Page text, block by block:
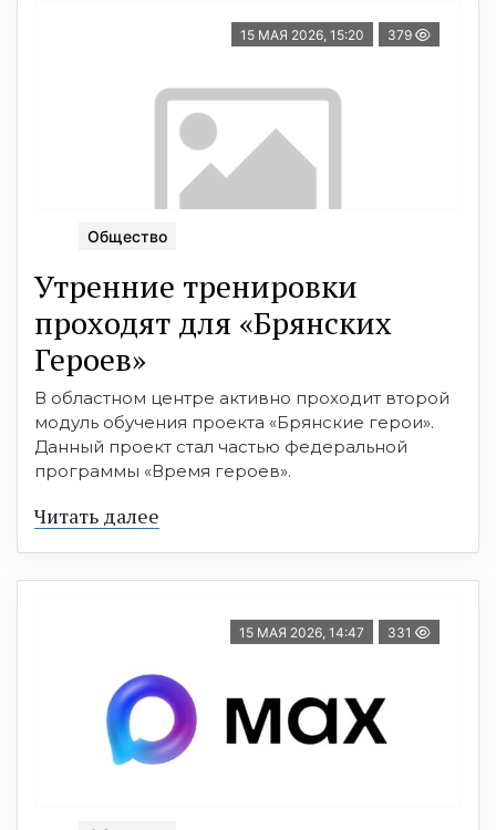
15 МАЯ 2026, 15:20 379
Общество
Утренние тренировки
проходят для «Брянских
Героев»
В областном центре активно проходит второй
модуль обучения проекта «Брянские герои».
Данный проект стал частью федеральной
программы «Время героев».
Читать далее
15 МАЯ 2026, 14:47 331